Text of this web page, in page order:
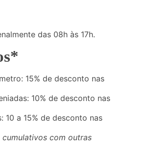
das 08h às 17h.
15% de desconto nas
10% de desconto nas
10 a 15% de desconto nas
com outras